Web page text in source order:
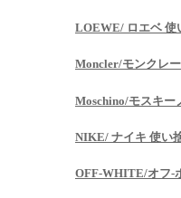
LOEWE/ ロエベ 使
Moncler/モンクレ
Moschino/モスキー
NIKE/ ナイキ 使い
OFF-WHITE/オフ-